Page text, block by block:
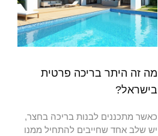
מה זה היתר בריכה פרטית
בישראל?
כאשר מתכננים לבנות בריכה בחצר,
יש שלב אחד שחייבים להתחיל ממנו